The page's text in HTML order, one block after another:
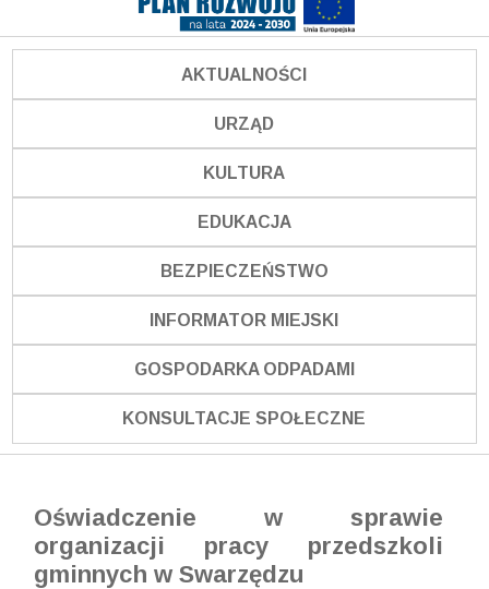
AKTUALNOŚCI
URZĄD
KULTURA
EDUKACJA
BEZPIECZEŃSTWO
INFORMATOR MIEJSKI
GOSPODARKA ODPADAMI
KONSULTACJE SPOŁECZNE
Oświadczenie w sprawie
organizacji pracy przedszkoli
gminnych w Swarzędzu